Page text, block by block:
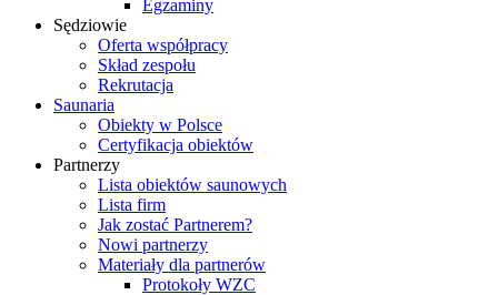
Egzaminy
Sędziowie
Oferta współpracy
Skład zespołu
Rekrutacja
Saunaria
Obiekty w Polsce
Certyfikacja obiektów
Partnerzy
Lista obiektów saunowych
Lista firm
Jak zostać Partnerem?
Nowi partnerzy
Materiały dla partnerów
Protokoły WZC